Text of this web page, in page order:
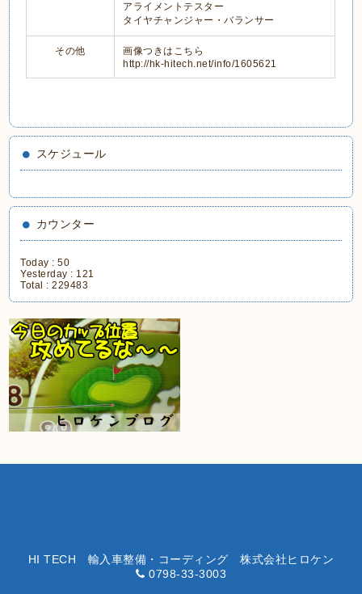
アライメントテスター
タイヤチャンジャー・バランサー
その他
画像つきはこちら
http://hk-hitech.net/info/1605621
スケジュール
カウンター
Today :50
Yesterday : 121
Total :229483
HI TECH 輸入車整備・コーディング 株式会社ヒロケン
0798-33-3003